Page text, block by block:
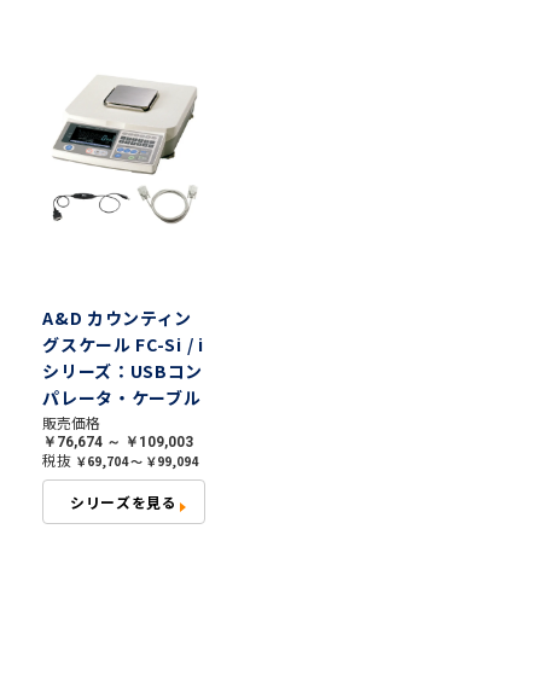
A&D カウンティン
グスケール FC-Si / i
シリーズ：USBコン
パレータ・ケーブル
セット付き｜最小表
示0.02g～5g ひょ
う量0.5kg～50kg
販売価格
￥76,674 ～ ￥109,003
税抜 ￥69,704 ～ ￥99,094
シリーズを見る